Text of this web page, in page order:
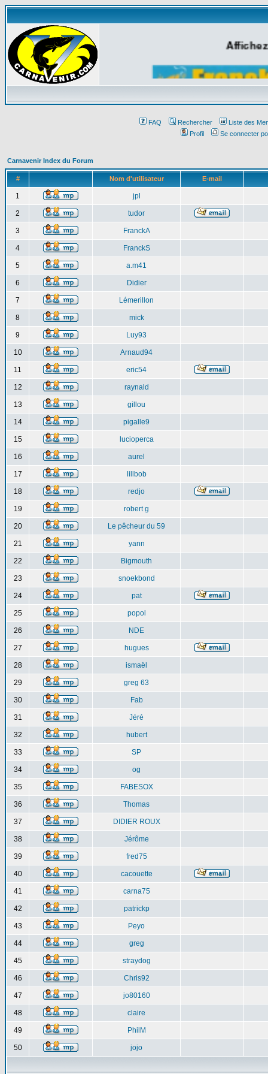
FAQ Rechercher
Liste des
Profil
Se connecter
Carnavenir Index du Forum
# Nom d'utilisateur E-mail
1 jpl
2 tudor
3 FranckA
4 FranckS
5 a.m41
6 Didier
7 Lémerillon
8 mick
9 Luy93
10 Arnaud94
11 eric54
12 raynald
13 gillou
14 pigalle9
15 lucioperca
16 aurel
17 lillbob
18 redjo
19 robert g
20 Le pêcheur du 59
21 yann
22 Bigmouth
23 snoekbond
24 pat
25 popol
26 NDE
27 hugues
28 ismaël
29 greg 63
30 Fab
31 Jéré
32 hubert
33 SP
34 og
35 FABESOX
36 Thomas
37 DIDIER ROUX
38 Jérôme
39 fred75
40 cacouette
41 carna75
42 patrickp
43 Peyo
44 greg
45 straydog
46 Chris92
47 jo80160
48 claire
49 PhilM
50 jojo